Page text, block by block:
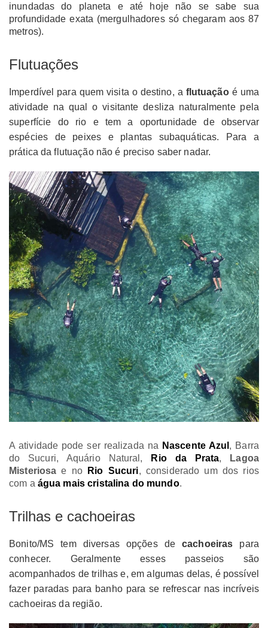
inundadas do planeta e até hoje não se sabe sua
profundidade exata (mergulhadores só chegaram aos 87
metros).
Flutuações
Imperdível para quem visita o destino, a flutuaçãoé uma
atividade na qual o visitante desliza naturalmente pela
superfície do rio e tem a oportunidade de observar
espécies de peixes e plantas subaquáticas. Para a
prática da flutuação não é preciso saber nadar.
A atividade pode ser realizada na Nascente Azul , Barra
do Sucuri, Aquário Natural,
Rio da Prata,
Lagoa
Misteriosa e no Rio Sucuri, considerado um dos rios
com a água mais cristalina do mundo.
Trilhas e cachoeiras
Bonito/MS tem diversas opções decachoeiras para
conhecer. Geralmente esses passeios são
acompanhados de trilhas e, em algumas delas, é possível
fazer paradas para banho para se refrescar nas incríveis
cachoeiras da região.